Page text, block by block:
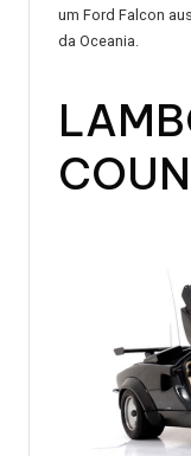
um Ford Falcon
da Oceania.